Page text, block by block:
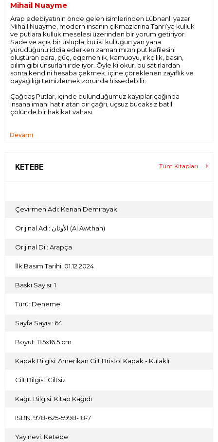
Mihail Nuayme
Arap edebiyatının önde gelen isimlerinden Lübnanlı yazar
Mihail Nuayme, modern insanın çıkmazlarına Tanrı’ya kulluk
ve putlara kulluk meselesi üzerinden bir yorum getiriyor.
Sade ve açık bir üslupla, bu iki kulluğun yan yana
yürüdüğünü iddia ederken zamanımızın put kafilesini
oluşturan para, güç, egemenlik, kamuoyu, ırkçılık, basın,
bilim gibi unsurları irdeliyor. Öyle ki okur, bu satırlardan
sonra kendini hesaba çekmek, içine çöreklenen zayıflık ve
bayağılığı temizlemek zorunda hissedebilir.
Çağdaş Putlar, içinde bulunduğumuz kayıplar çağında
insana imanı hatırlatan bir çağrı, uçsuz bucaksız batıl
çölünde bir hakikat vahası.
Devamı
KETEBE Tüm Kitapları
Çevirmen Adı: Kenan Demirayak
Orijinal Adı: الأوثان (Al Awthan)
Orijinal Dil: Arapça
İlk Basım Tarihi: 01.12.2024
Baskı Sayısı: 1
Türü: Deneme
Sayfa Sayısı: 64
Boyut: 11.5x16.5 cm
Kapak Bilgisi: Amerikan Cilt Bristol Kapak - Kulaklı
Cilt Bilgisi: Ciltsiz
Kağıt Bilgisi: Kitap Kağıdı
ISBN: 978-625-5998-18-7
Yayınevi: Ketebe